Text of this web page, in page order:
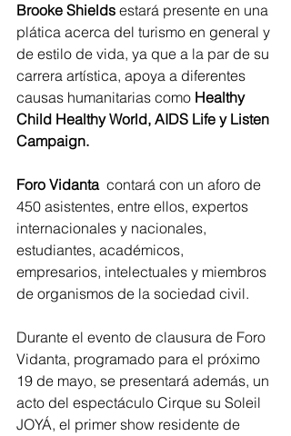
Brooke Shields estará presente en una
plática acerca del turismo en general y
de estilo de vida, ya que a la par de su
carrera artística, apoya a diferentes
causas humanitarias como Healthy
Child Healthy World, AIDS Life y Listen
Campaign.
Foro Vidanta
  contará con un aforo de
450 asistentes, entre ellos, expertos
internacionales y nacionales,
estudiantes, académicos,
empresarios, intelectuales y miembros
de organismos de la sociedad civil.
Durante el evento de clausura de Foro
Vidanta, programado para el próximo
19 de mayo, se presentará además, un
acto del espectáculo Cirque su Soleil
JOYÁ, el primer show residente de